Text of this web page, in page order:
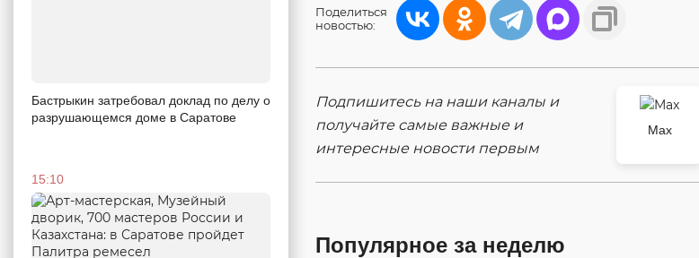
Бастрыкин затребовал доклад по делу о
разрушающемся доме в Саратове
15:10
Поделиться
новостью:
Подпишитесь на наши каналы и
получайте самые важные и
интересные новости первым
Max
Популярное за неделю